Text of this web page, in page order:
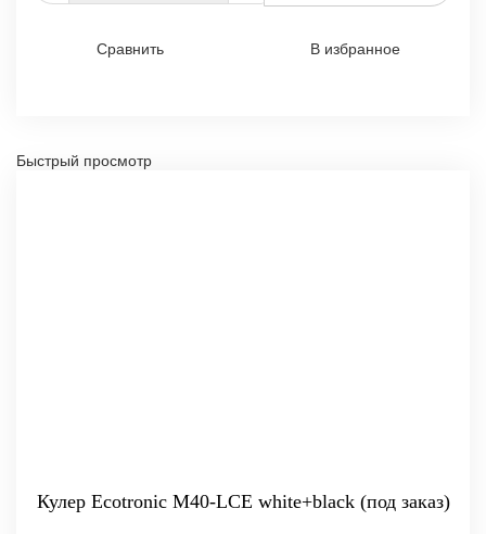
Сравнить В избранное
Быстрый просмотр
Кулер Ecotronic M40-LCE white+black (под заказ)